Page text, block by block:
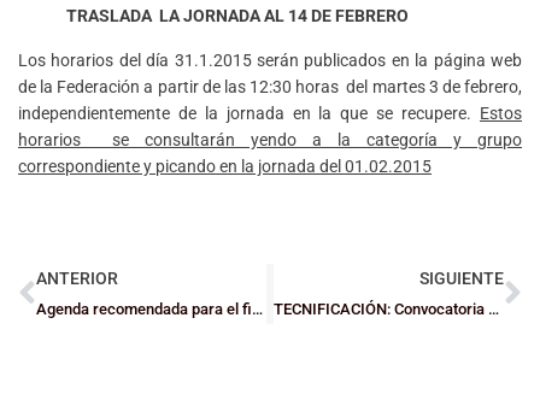
TRASLADA LA JORNADA AL 14 DE FEBRERO
Los horarios del día 31.1.2015 serán publicados en la página web
de la Federación a partir de las 12:30 horas del martes 3 de febrero,
independientemente de la jornada en la que se recupere. Estos
horarios se consultarán yendo a la categoría y grupo
correspondiente y picando en la jornada del 01.02.2015
ANTERIOR
Agenda recomendada para el fin de semana
SIGUIENTE
TECNIFICACIÓN: Convocatoria a entrenadores de clubes y centros escolares